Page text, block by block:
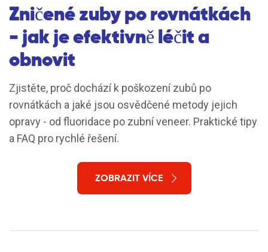
Zničené zuby po rovnátkách
- jak je efektivně léčit a
obnovit
Zjistěte, proč dochází k poškození zubů po
rovnátkách a jaké jsou osvědčené metody jejich
opravy - od fluoridace po zubní veneer. Praktické tipy
a FAQ pro rychlé řešení.
ZOBRAZIT VÍCE